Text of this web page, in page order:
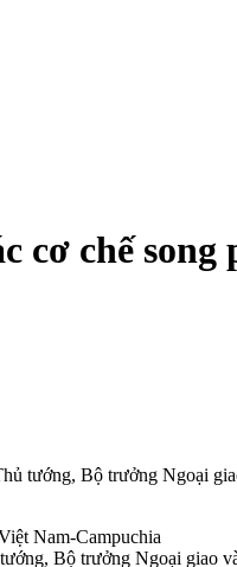
cơ chế
tướng, Bộ trưởng Ngoại
Bộ trưởng Ngoại giao